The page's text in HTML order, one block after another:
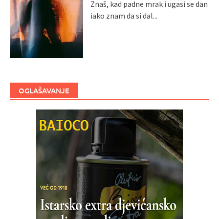
Znaš, kad padne mrak i ugasi se dan
iako znam da si dal...
OGLAŠAVANJE